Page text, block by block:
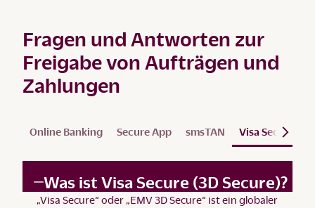
Fragen und Antworten zur
Freigabe von Aufträgen und
Zahlungen
Online Banking Secure App smsTAN Visa Secure
Was ist Visa Secure (3D Secure)?
„Visa Secure“ oder „EMV 3D Secure“ ist ein globaler